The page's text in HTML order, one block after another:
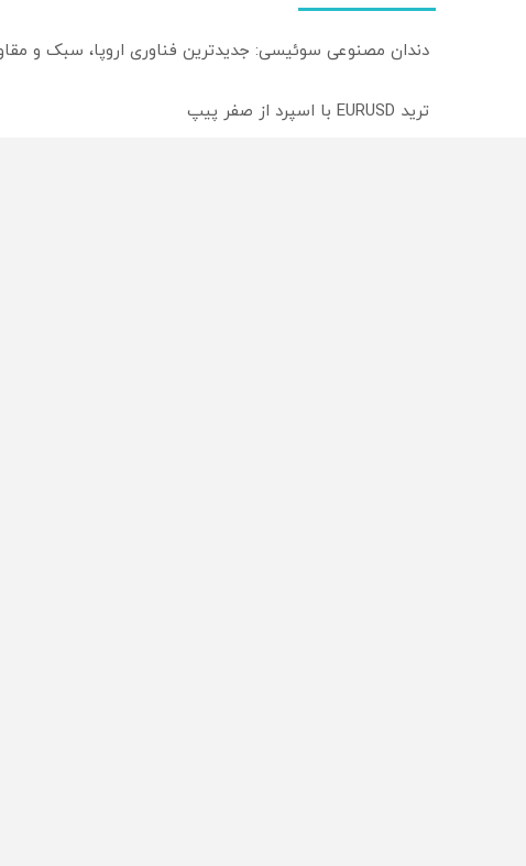
دندان مصنوعی سوئیسی: جدیدترین فناوری اروپا، سبک و
ترید EURUSD با اسپرد از صفر پیپ